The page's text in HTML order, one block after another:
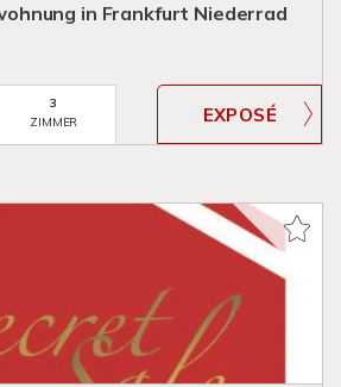
in Frankfurt Niederrad
3
ZIMMER